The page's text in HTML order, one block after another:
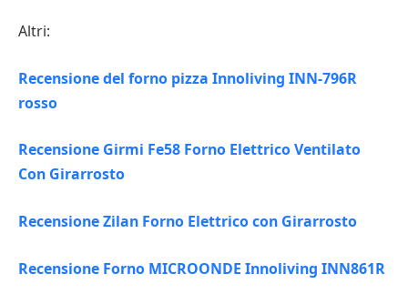
Altri:
Recensione del forno pizza Innoliving INN-796R
rosso
Recensione Girmi Fe58 Forno Elettrico Ventilato
Con Girarrosto
Recensione Zilan Forno Elettrico con Girarrosto
Recensione Forno MICROONDE Innoliving INN861R